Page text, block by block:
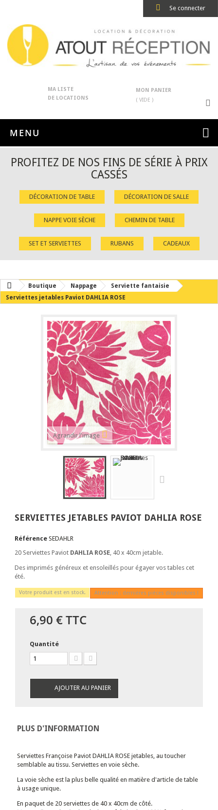
Se connecter
MA LISTE
DE LOCATIONS
MON PANIER
( VIDE )
MENU
PROFITEZ DE NOS FINS DE SÉRIE À PRIX
CASSÉS
DÉCORATION DE TABLE DÉCORATION DE SALLE
NAPPE VOIE SÈCHE CHEMIN DE TABLE
SET ET SERVIETTES RUBANS CADEAUX
Boutique Nappage
Serviette fantaisie
Serviettes jetables Paviot DAHLIA ROSE
Agrandir l'image
SERVIETTES JETABLES PAVIOT DAHLIA ROSE
Référence SEDAHLR
20 Serviettes Paviot DAHLIA ROSE, 40 x 40cm jetable.
Des imprimés généreux et ensoleillés pour égayer vos tables cet
été.
Votre produit est en stock. Attention : dernières pièces disponibles !
6,90 €TTC
Quantité
AJOUTER AU PANIER
PLUS D'INFORMATION
Serviettes Françoise Paviot DAHLIA ROSE jetables, au toucher
semblable au tissu. Serviettes en voie sèche.
La voie sèche est la plus belle qualité en matière d'article de table
à usage unique.
En paquet de 20 serviettes de 40 x 40cm de côté.